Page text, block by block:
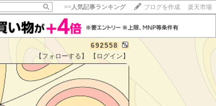
>>人気記事ランキング ブログを作成 楽天市場
692558
【フォローする】 【ログイン】
【毎日開催】
15記事にいいね！で1ポイント
10秒滞在
いいね! --